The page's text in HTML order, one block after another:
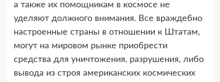
а также их помощникам в космосе не
уделяют должного внимания. Все враждебно
настроенные страны в отношении к Штатам,
могут на мировом рынке приобрести
средства для уничтожения, разрушения, либо
вывода из строя американских космических